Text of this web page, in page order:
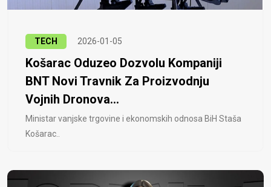
TECH 2026-01-05
Košarac Oduzeo Dozvolu Kompaniji
BNT Novi Travnik Za Proizvodnju
Vojnih Dronova...
Ministar vanjske trgovine i ekonomskih odnosa BiH Staša
Košarac..